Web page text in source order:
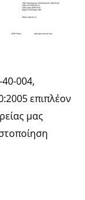
40-004,
επιπλέον
μας